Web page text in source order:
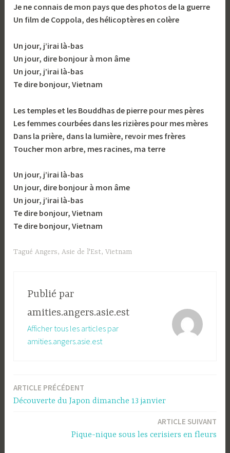
Je ne connais de mon pays que des photos de la guerre
Un film de Coppola, des hélicoptères en colère
Un jour, j’irai là-bas
Un jour, dire bonjour à mon âme
Un jour, j’irai là-bas
Te dire bonjour, Vietnam
Les temples et les Bouddhas de pierre pour mes pères
Les femmes courbées dans les rizières pour mes mères
Dans la prière, dans la lumière, revoir mes frères
Toucher mon arbre, mes racines, ma terre
Un jour, j’irai là-bas
Un jour, dire bonjour à mon âme
Un jour, j’irai là-bas
Te dire bonjour, Vietnam
Te dire bonjour, Vietnam
TaguéAngers,Asie de l'Est,Vietnam
Publié par
amities.angers.asie.est
Afficher tous les articles par
amities.angers.asie.est
Navigation
ARTICLE PRÉCÉDENT
Découverte du Japon dimanche 13 janvier
ARTICLE SUIVANT
Pique-nique sous les cerisiers en fleurs